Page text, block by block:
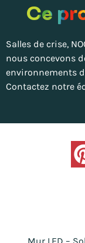
Ce
Salles de crise,
nous concevons
environnements
Contactez notre